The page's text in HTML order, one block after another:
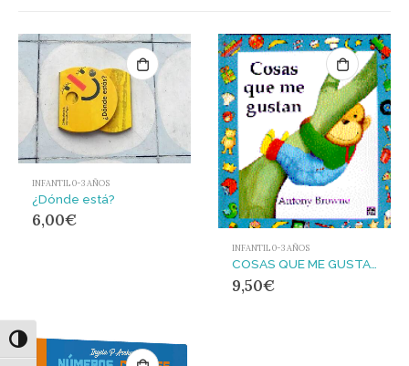
Alternar alto contraste
INFANTIL 0-3 AÑOS
¿Dónde está?
6,00€
INFANTIL 0-3 AÑOS
COSAS QUE ME GUSTAN
9,50€